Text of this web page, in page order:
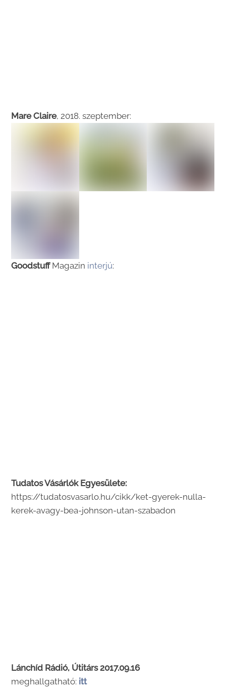
Mare Claire, 2018. szeptember:
GoodstuffMagazin interjú:
Tudatos Vásárlók Egyesülete:
https://tudatosvasarlo.hu/cikk/ket-gyerek-nulla-
kerek-avagy-bea-johnson-utan-szabadon
Lánchíd Rádió, Útitárs 2017.09.16
meghallgatható: itt